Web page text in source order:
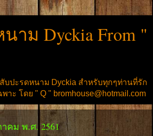
าม Dyckia From "
บปะรดหนาม Dyckia สำหรับทุกๆท่านที่รัก
าะ โดย " Q " bromhouse@hotmail.com
คม พ.ศ. 2561